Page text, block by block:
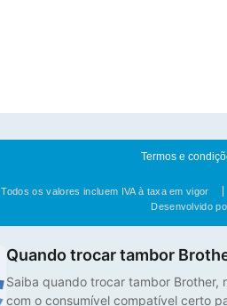
Termos e
Todos os valores incluem IVA à taxa em vigor
Desenvolvido
Quando trocar tambor
Saiba quando trocar tambor Brother,
com o consumível compatível certo